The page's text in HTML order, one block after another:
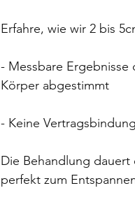
Erfahre, wie wir 2 bis
- Messbare
Körper abgestimmt
- Keine
Die Behandlung dauert
perfekt zum